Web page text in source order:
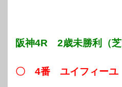
阪神4R 2歳未勝利（芝
〇 4番 ユイフィーユ